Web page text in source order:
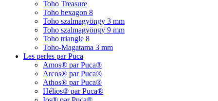
Toho Treasure
Toho hexagon 8
Toho szalmagyöngy 3 mm
Toho szalmagyöngy 9 mm
Toho triangle 8
Toho-Magatama 3 mm
Les perles par Puca
Amos® par Puca®
Arcos® par Puca®
Athos® par Puca®
Hélios® par Puca®